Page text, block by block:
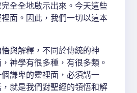
全全地啟示出來。今天這些
面。因此，我們一切以這本
與解釋，不同於傳統的神
神學有很多種，有很多類。
謙卑的靈裡面，必須講一
就是我們對聖經的領悟和解